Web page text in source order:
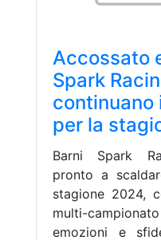
Accossato
Spark
continuano
per la
Barni Spark
pronto a
stagione 2024,
multi-
emozioni e